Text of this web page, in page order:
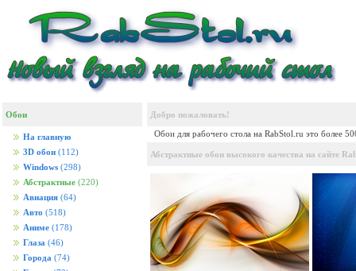
Обои
На главную
3D обои (112)
Windows (298)
Абстрактные (220)
Авиация (64)
Авто (518)
Аниме (178)
Глаза (46)
Города (74)
Добро пожаловать!
Обои для рабочего стола на RabStol.ru это более
Абстрактные обои высокого качества на сайте